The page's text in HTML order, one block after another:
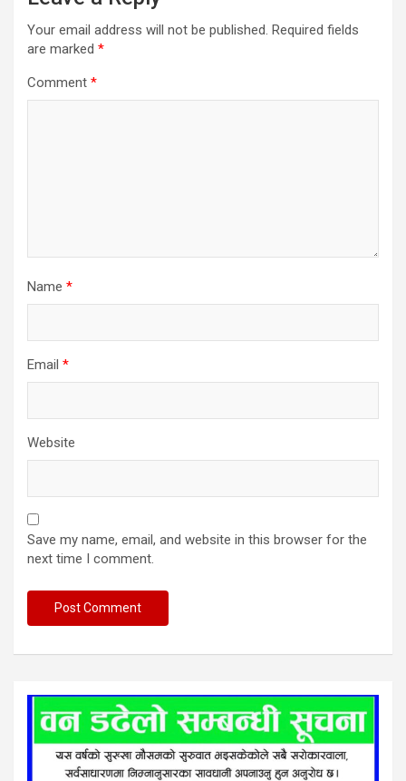
Your email address will not be published. Required fields
are marked *
Comment *
Name *
Email *
Website
Save my name, email, and website in this browser for the
next time I comment.